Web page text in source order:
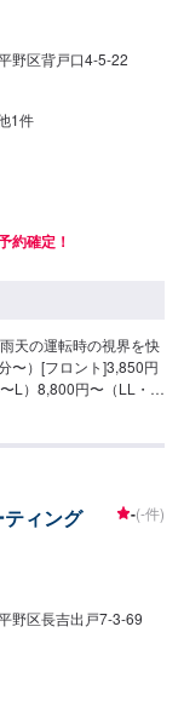
野区背戸口4-5-22
1件
約確定！
天の運転時の視界を快
〜）[フロント]3,850円
L）8,800円〜（LL・
ィング -(-件)
野区長吉出戸7-3-69